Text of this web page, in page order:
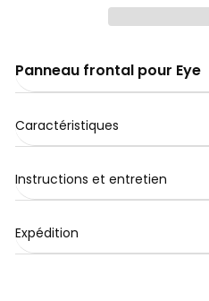
Panneau frontal pour Eye
Caractéristiques
Instructions et entretien
Expédition